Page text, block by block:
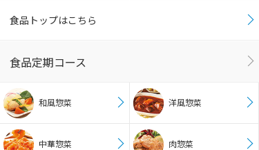
食品トップはこちら
食品定期コース
和風惣菜 洋風惣菜
中華惣菜 肉惣菜